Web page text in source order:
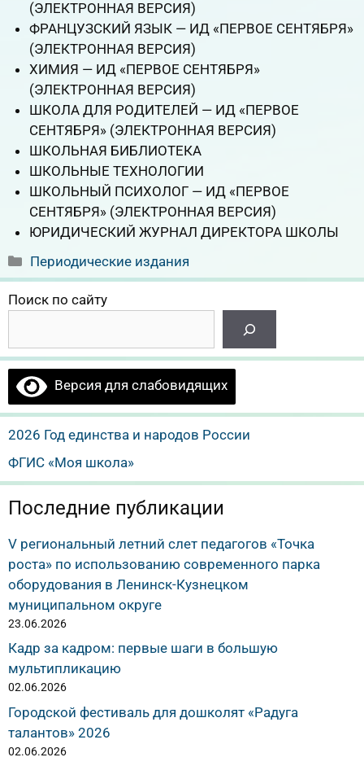
(ЭЛЕКТРОННАЯ ВЕРСИЯ)
ФРАНЦУЗСКИЙ ЯЗЫК — ИД «ПЕРВОЕ СЕНТЯБРЯ»
(ЭЛЕКТРОННАЯ ВЕРСИЯ)
ХИМИЯ — ИД «ПЕРВОЕ СЕНТЯБРЯ»
(ЭЛЕКТРОННАЯ ВЕРСИЯ)
ШКОЛА ДЛЯ РОДИТЕЛЕЙ — ИД «ПЕРВОЕ
СЕНТЯБРЯ» (ЭЛЕКТРОННАЯ ВЕРСИЯ)
ШКОЛЬНАЯ БИБЛИОТЕКА
ШКОЛЬНЫЕ ТЕХНОЛОГИИ
ШКОЛЬНЫЙ ПСИХОЛОГ — ИД «ПЕРВОЕ
СЕНТЯБРЯ» (ЭЛЕКТРОННАЯ ВЕРСИЯ)
ЮРИДИЧЕСКИЙ ЖУРНАЛ ДИРЕКТОРА ШКОЛЫ
Рубрики
Периодические издания
Поиск по сайту
Версия для слабовидящих
2026 Год единства и народов России
ФГИС «Моя школа»
Последние публикации
V региональный летний слет педагогов «Точка
роста» по использованию современного парка
оборудования в Ленинск-Кузнецком
муниципальном округе
23.06.2026
Кадр за кадром: первые шаги в большую
мультипликацию
02.06.2026
Городской фестиваль для дошколят «Радуга
талантов» 2026
02.06.2026